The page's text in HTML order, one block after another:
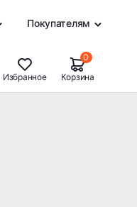
Покупателям
Избранное
0
Корзина